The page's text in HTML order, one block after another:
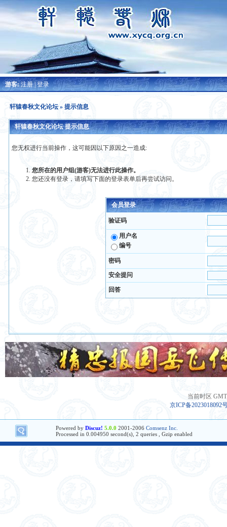
游客:注册|登录
轩辕春秋文化论坛» 提示信息
轩辕春秋文化论坛 提示信息
您无权进行当前操作，这可能因以下原因之一造成:
您所在的用户组(游客)无法进行此操作。
您还没有登录，请填写下面的登录表单后再尝试访问。
会员登录
验证码
用户名
编号
密码
安全提问
回答
当前时区
京ICP备2023018092
Powered by Discuz! 5.0.0 2001-2006 Comsenz Inc.
Processed in 0.004950 second(s), 2 queries , Gzip enabled